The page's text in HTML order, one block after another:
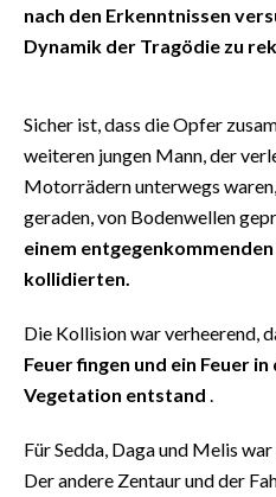
PUBBLICITÀ
SPIAGGE
nach den Erkenntnissen
Dynamik der Tragödie zu
Sicher ist, dass die Opfer
weiteren jungen Mann, der
Motorrädern unterwegs
geraden, von Bodenwellen
einem
kollidierten.
Die Kollision war verheerend,
Feuer fingen und ein Feuer
Vegetation entstand
Für Sedda, Daga und Melis
Der andere Zentaur und der